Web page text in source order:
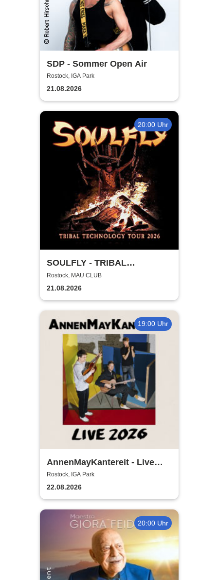
SDP - Sommer Open Air
Rostock, IGA Park
21.08.2026
20:00 Uhr
SOULFLY - TRIBAL
TECHNOLOGY TOUR 2026
Rostock, MAU CLUB
21.08.2026
19:00 Uhr
AnnenMayKantereit - Live
2026
Rostock, IGA Park
22.08.2026
20:00 Uhr